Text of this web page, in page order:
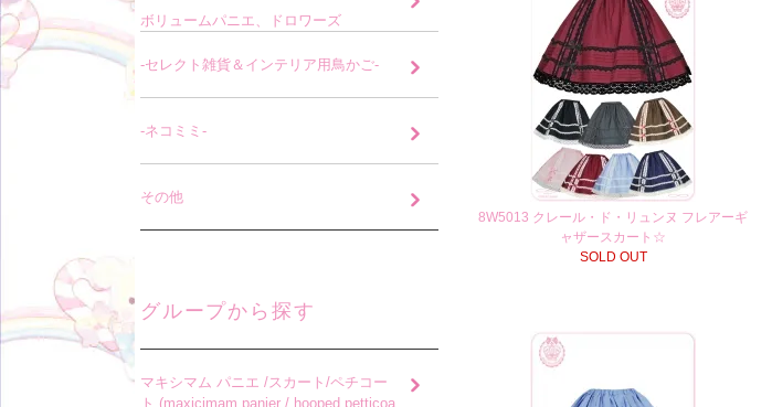
8W5013 クレール・ド・リュンヌ フレアーギ
ャザースカート☆
SOLD OUT
ボリュームパニエ、ドロワーズ
-セレクト雑貨＆インテリア用鳥かご-
-ネコミミ-
その他
グループから探す
マキシマム パニエ /スカート/ペチコー
ト (maxicimam panier / hooped petticoa